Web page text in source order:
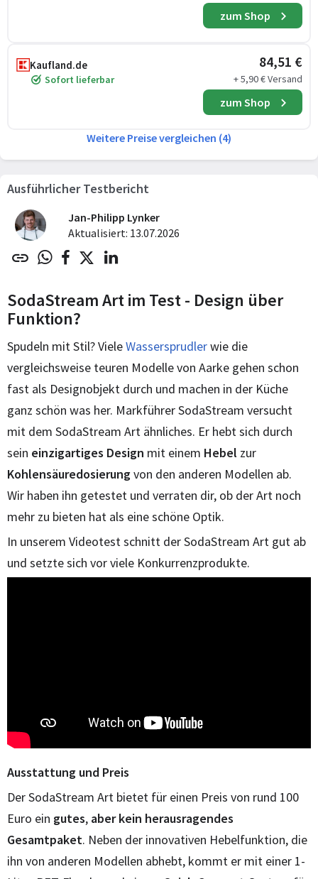
zum Shop
Kaufland.de
Sofort lieferbar
84,51 €
+ 5,90 € Versand
zum Shop
Weitere Preise vergleichen (4)
Ausführlicher Testbericht
Jan-Philipp Lynker
Aktualisiert: 13.07.2026
SodaStream Art im Test - Design über
Funktion?
Spudeln mit Stil? VieleWassersprudlerwie die
vergleichsweise teuren Modelle von Aarke gehen schon
fast als Designobjekt durch und machen in der Küche
ganz schön was her. Markführer SodaStream versucht
mit dem SodaStream Art ähnliches. Er hebt sich durch
sein einzigartiges Design mit einem Hebel zur
Kohlensäuredosierungvon den anderen Modellen ab.
Wir haben ihn getestet und verraten dir, ob der Art noch
mehr zu bieten hat als eine schöne Optik.
In unserem Videotest schnitt der SodaStream Art gut ab
und setzte sich vor viele Konkurrenzprodukte.
Ausstattung und Preis
Der SodaStream Art bietet für einen Preis von rund 100
Euro ein gutes, aber kein herausragendes
Gesamtpaket. Neben der innovativen Hebelfunktion, die
ihn von anderen Modellen abhebt, kommt er mit einer 1-